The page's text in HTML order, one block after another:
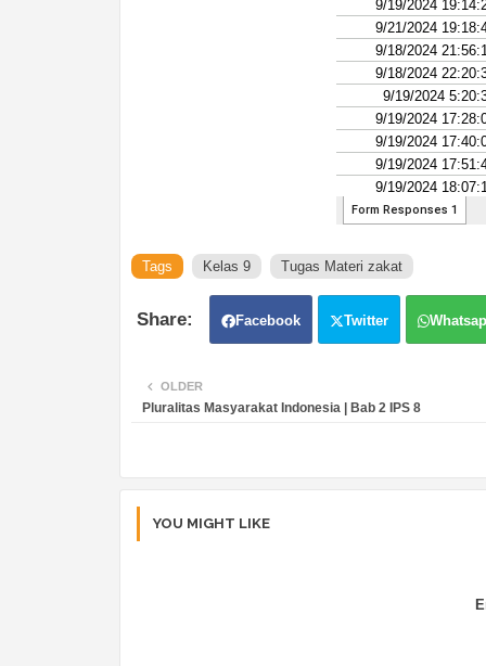
Tags Kelas 9 Tugas Materi zakat
Facebook Twitter
OLDER
Pluralitas Masyarakat Indonesia | Bab 2 IPS 8
YOU MIGHT LIKE